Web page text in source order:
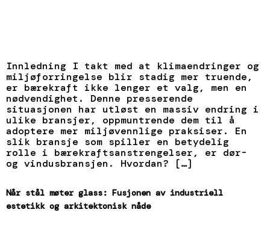
Innledning I takt med at klimaendringer og
miljøforringelse blir stadig mer truende,
er bærekraft ikke lenger et valg, men en
nødvendighet. Denne presserende
situasjonen har utløst en massiv endring i
ulike bransjer, oppmuntrende dem til å
adoptere mer miljøvennlige praksiser. En
slik bransje som spiller en betydelig
rolle i bærekraftsanstrengelser, er dør-
og vindusbransjen. Hvordan? […]
Når stål møter glass: Fusjonen av industriell
estetikk og arkitektonisk nåde